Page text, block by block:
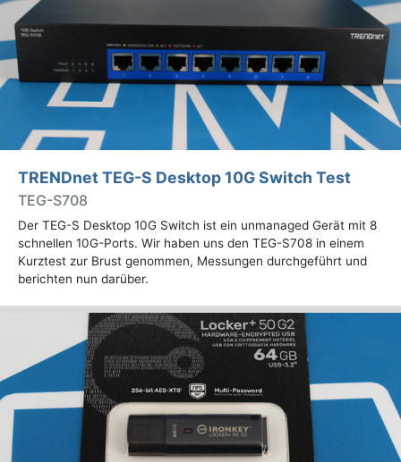
TRENDnet TEG-S Desktop 10G Switch Test
TEG-S708
Der TEG-S Desktop 10G Switch ist ein unmanaged Gerät mit 8
schnellen 10G-Ports. Wir haben uns den TEG-S708 in einem
Kurztest zur Brust genommen, Messungen durchgeführt und
berichten nun darüber.